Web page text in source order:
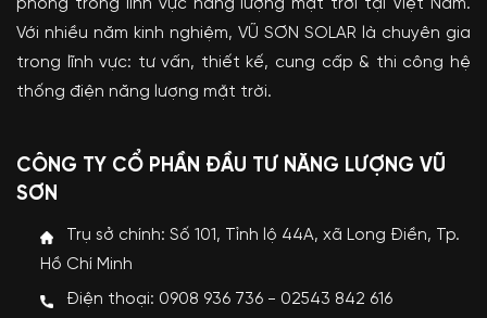
phong trong lĩnh vực năng lượng mặt trời tại Việt Nam.
Với nhiều năm kinh nghiệm, VŨ SƠN SOLAR là chuyên gia
trong lĩnh vực: tư vấn, thiết kế, cung cấp & thi công hệ
thống điện năng lượng mặt trời.
CÔNG TY CỔ PHẦN ĐẦU TƯ NĂNG LƯỢNG VŨ
SƠN
Trụ sở chính: Số 101, Tỉnh lộ 44A, xã Long Điền, Tp.
Hồ Chí Minh
Điện thoại: 0908 936 736 - 02543 842 616